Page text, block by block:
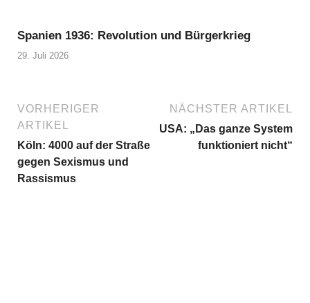
Spanien 1936: Revolution und Bürgerkrieg
29. Juli 2026
VORHERIGER
ARTIKEL
Köln: 4000 auf der Straße
gegen Sexismus und
Rassismus
NÄCHSTER ARTIKEL
USA: „Das ganze System
funktioniert nicht“